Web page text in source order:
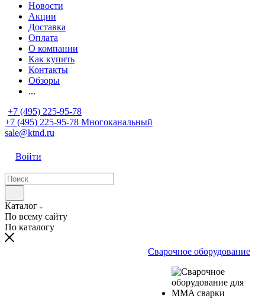
Новости
Акции
Доставка
Оплата
О компании
Как купить
Контакты
Обзоры
...
+7 (495) 225-95-78
+7 (495) 225-95-78 Многоканальный
sale@ktnd.ru
Войти
Каталог
По всему сайту
По каталогу
Сварочное оборудование